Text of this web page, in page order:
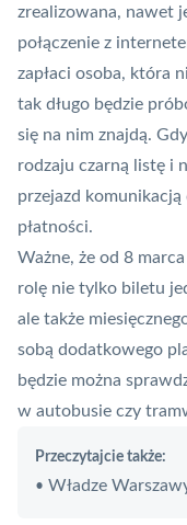
zrealizowana, nawet
połączenie z
zapłaci osoba, która
tak długo będzie
się na nim znajdą.
rodzaju czarną listę i
przejazd komunikacją
płatności.
Ważne, że od 8
rolę nie tylko biletu
ale także
sobą dodatkowego
będzie można
w autobusie czy
Przeczytajcie także:
• Władze